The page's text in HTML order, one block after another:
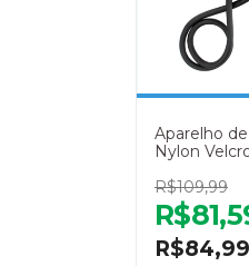
Aparelho
Nylon
R$109,99
R$84,99